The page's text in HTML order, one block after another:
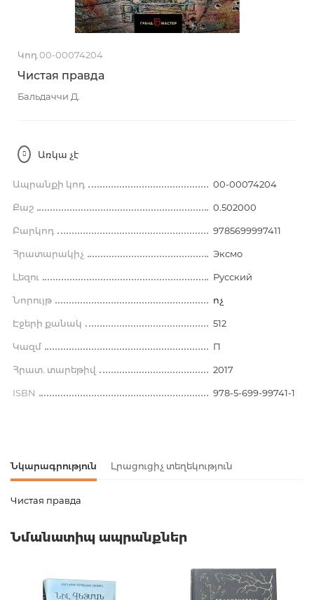
Կոդ 00-00074204
Чистая правда
Бальдаччи Д.
Առկա չէ
Ապրանքի կոդ 00-00074204
Քաշ 0.502000
Բարկոդ 9785699997411
Հրատարակիչ Эксмо
Լեզու Русский
Նորույթ ոչ
Էջերի քանակ 512
Կազմ П
Հրատ. տարեթիվ 2017
ISBN 978-5-699-99741-1
Նկարագրություն Լրացուցիչ տեղեկություն
Чистая правда
Քաշ
Հրատարակիչ Эксмо
Նմանատիպ ապրանքներ